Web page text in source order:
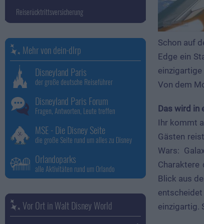
Schon auf
Edge ein
Von dem
Das wird in
Ihr kommt
Gästen
Wars:
Charaktere
Blick aus
einzigartig.
Reiserücktrittsversicherung
Mehr von dein-dlrp
Disneyland Paris
der große deutsche Reiseführer
Disneyland Paris Forum
Fragen, Antworten, Leute treffen
MSE - Die Disney Seite
die große Seite rund um alles zu Disney
Orlandoparks
alle Aktivitäten rund um Orlando
Vor Ort in Walt Disney World